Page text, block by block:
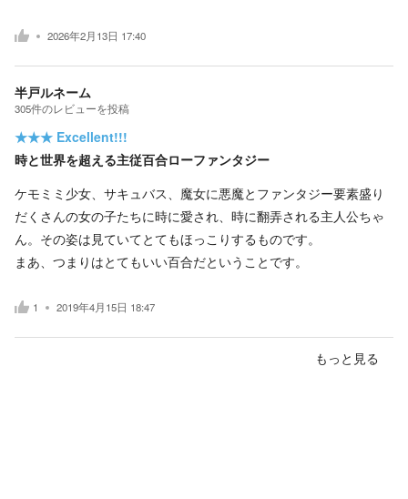
2026年2月13日 17:40
半戸ルネーム
305件のレビューを投稿
★★★ Excellent!!!
時と世界を超える主従百合ローファンタジー
ケモミミ少女、サキュバス、魔女に悪魔とファンタジー要素盛り
だくさんの女の子たちに時に愛され、時に翻弄される主人公ちゃ
ん。その姿は見ていてとてもほっこりするものです。
まあ、つまりはとてもいい百合だということです。
1 2019年4月15日 18:47
もっと見る